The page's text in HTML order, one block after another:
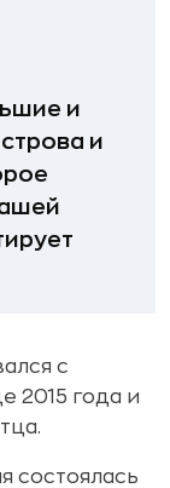
и
и
с
2015 года и
состоялась